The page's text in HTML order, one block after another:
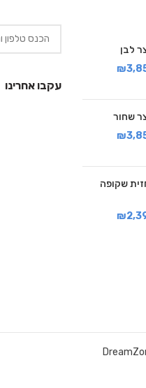
₪
₪
חזית שקופה
₪
עקבו אחרינו